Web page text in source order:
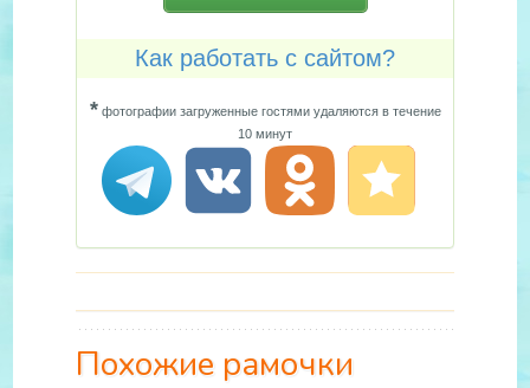
Как работать с сайтом?
*фотографии загруженные гостями удаляются в течение
10 минут
Похожие рамочки